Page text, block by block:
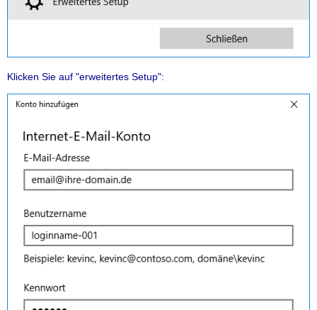
Klicken Sie auf "erweitertes Setup":